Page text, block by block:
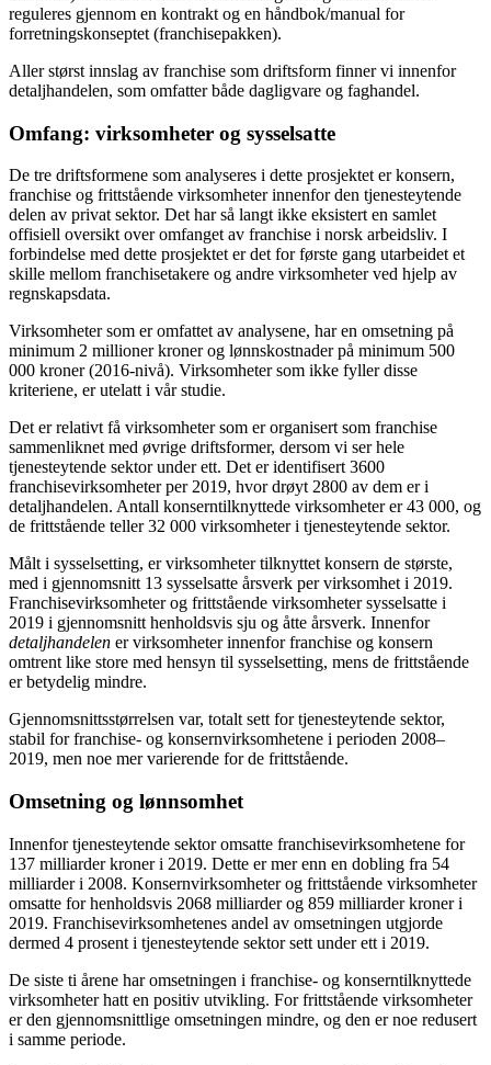
reguleres gjennom en kontrakt og en håndbok/manual for
forretningskonseptet (franchisepakken).
Aller størst innslag av franchise som driftsform finner vi innenfor
detaljhandelen, som omfatter både dagligvare og faghandel.
Omfang: virksomheter og sysselsatte
De tre driftsformene som analyseres i dette prosjektet er konsern,
franchise og frittstående virksomheter innenfor den tjenesteytende
delen av privat sektor. Det har så langt ikke eksistert en samlet
offisiell oversikt over omfanget av franchise i norsk arbeidsliv. I
forbindelse med dette prosjektet er det for første gang utarbeidet et
skille mellom franchisetakere og andre virksomheter ved hjelp av
regnskapsdata.
Virksomheter som er omfattet av analysene, har en omsetning på
minimum 2 millioner kroner og lønnskostnader på minimum 500
000 kroner (2016-nivå). Virksomheter som ikke fyller disse
kriteriene, er utelatt i vår studie.
Det er relativt få virksomheter som er organisert som franchise
sammenliknet med øvrige driftsformer, dersom vi ser hele
tjenesteytende sektor under ett. Det er identifisert 3600
franchisevirksomheter per 2019, hvor drøyt 2800 av dem er i
detaljhandelen. Antall konserntilknyttede virksomheter er 43 000, og
de frittstående teller 32 000 virksomheter i tjenesteytende sektor.
Målt i sysselsetting, er virksomheter tilknyttet konsern de største,
med i gjennomsnitt 13 sysselsatte årsverk per virksomhet i 2019.
Franchisevirksomheter og frittstående virksomheter sysselsatte i
2019 i gjennomsnitt henholdsvis sju og åtte årsverk. Innenfor
detaljhandelen er virksomheter innenfor franchise og konsern
omtrent like store med hensyn til sysselsetting, mens de frittstående
er betydelig mindre.
Gjennomsnittsstørrelsen var, totalt sett for tjenesteytende sektor,
stabil for franchise- og konsernvirksomhetene i perioden 2008–
2019, men noe mer varierende for de frittstående.
Omsetning og lønnsomhet
Innenfor tjenesteytende sektor omsatte franchisevirksomhetene for
137 milliarder kroner i 2019. Dette er mer enn en dobling fra 54
milliarder i 2008. Konsernvirksomheter og frittstående virksomheter
omsatte for henholdsvis 2068 milliarder og 859 milliarder kroner i
2019. Franchisevirksomhetenes andel av omsetningen utgjorde
dermed 4 prosent i tjenesteytende sektor sett under ett i 2019.
De siste ti årene har omsetningen i franchise- og konserntilknyttede
virksomheter hatt en positiv utvikling. For frittstående virksomheter
er den gjennomsnittlige omsetningen mindre, og den er noe redusert
i samme periode.